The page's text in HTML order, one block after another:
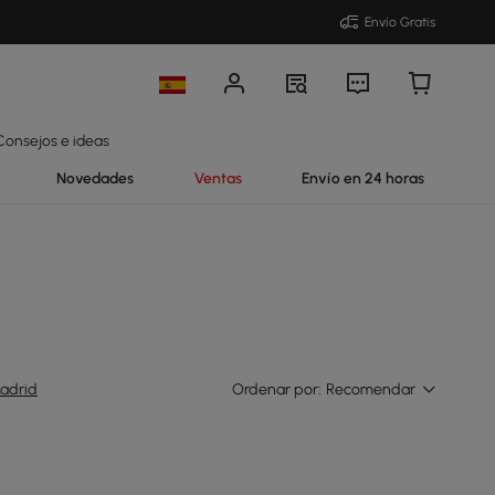
Envío Gratis
e ideas
Novedades Ventas Envío en 24 horas
Ordenar por: Recomendar